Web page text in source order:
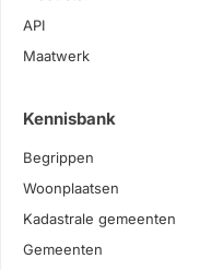
API
Maatwerk
Kennisbank
Begrippen
Woonplaatsen
Kadastrale gemeenten
Gemeenten